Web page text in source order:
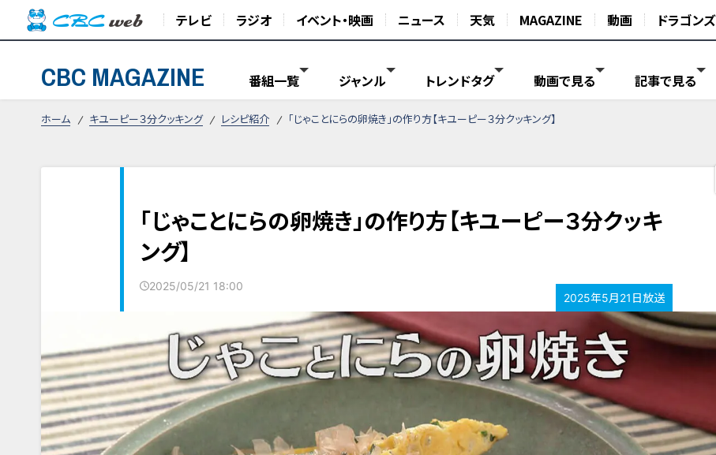
テレビ ラジオ イベント・映画 ニュース 天気 MAGAZINE 動画 ドラゴンズ
CBC MAGAZINE 番組一覧 ジャンル トレンドタグ 動画で見る 記事で見る
ホーム キユーピー３分クッキング レシピ紹介 「じゃことにらの卵焼き」の作り方【キユーピー３分クッキング】
「じゃことにらの卵焼き」の作り方【キユーピー３分クッキ
ング】
2025/05/21 18:00
2025年5月21日放送